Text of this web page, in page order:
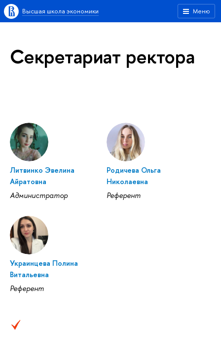
Меню
Высшая школа экономики
Секретариат ректора
Литвинко Эвелина
Айратовна
Администратор
Родичева Ольга
Николаевна
Референт
Украинцева Полина
Витальевна
Референт